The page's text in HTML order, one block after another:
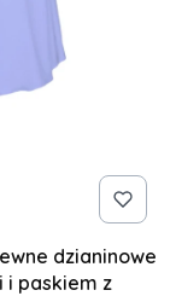
dzianinowe
i paskiem z